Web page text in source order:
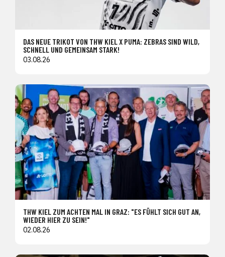
DAS NEUE TRIKOT VON THW KIEL X PUMA: ZEBRAS SIND WILD,
SCHNELL UND GEMEINSAM STARK!
03.08.26
THW KIEL ZUM ACHTEN MAL IN GRAZ: "ES FÜHLT SICH GUT AN,
WIEDER HIER ZU SEIN!"
02.08.26